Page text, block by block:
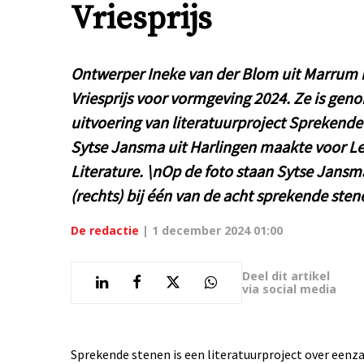
Vriesprijs
Ontwerper Ineke van der Blom uit
Vriesprijs voor vormgeving 2024. Ze is
uitvoering van literatuurproject
Sytse Jansma uit Harlingen maakte voor
Literature. \nOp de foto staan Sytse
(rechts) bij één van de acht sprekende
De redactie | 1 december 2024 01:00
Deel dit artikel
via social media
Sprekende stenen is een literatuurproject over